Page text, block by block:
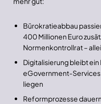
Bürokratieabbau
400 Millionen Euro
Normenkontrollrat –
Digitalisierung bleibt
eGovernment-Services
liegen
Reformprozesse